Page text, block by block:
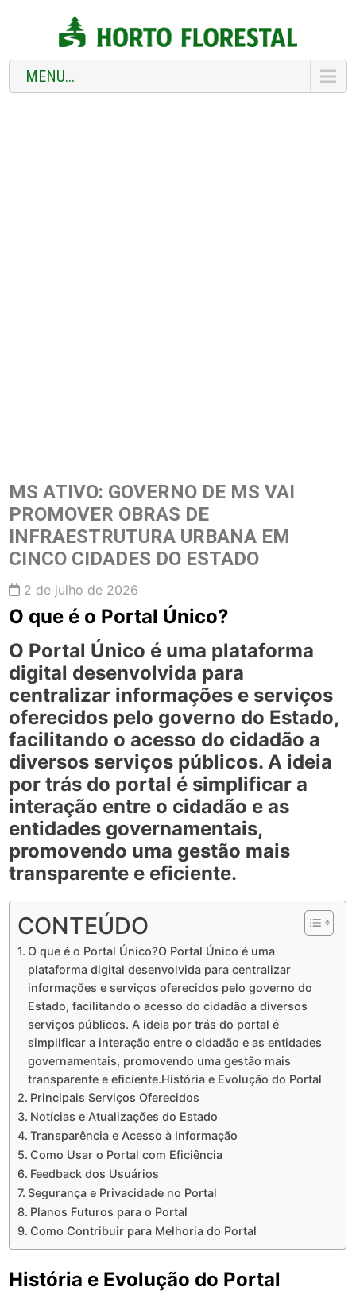
MENU...
MS ATIVO: GOVERNO DE MS VAI
PROMOVER OBRAS DE
INFRAESTRUTURA URBANA EM
CINCO CIDADES DO ESTADO
2 de julho de 2026
O que é o Portal Único?
O Portal Único é uma plataforma
digital desenvolvida para
centralizar informações e serviços
oferecidos pelo governo do Estado,
facilitando o acesso do cidadão a
diversos serviços públicos. A ideia
por trás do portal é simplificar a
interação entre o cidadão e as
entidades governamentais,
promovendo uma gestão mais
transparente e eficiente.
CONTEÚDO
O que é o Portal Único?O Portal Único é uma
plataforma digital desenvolvida para centralizar
informações e serviços oferecidos pelo governo do
Estado, facilitando o acesso do cidadão a diversos
serviços públicos. A ideia por trás do portal é
simplificar a interação entre o cidadão e as entidades
governamentais, promovendo uma gestão mais
transparente e eficiente.História e Evolução do Portal
Principais Serviços Oferecidos
Notícias e Atualizações do Estado
Transparência e Acesso à Informação
Como Usar o Portal com Eficiência
Feedback dos Usuários
Segurança e Privacidade no Portal
Planos Futuros para o Portal
Como Contribuir para Melhoria do Portal
História e Evolução do Portal